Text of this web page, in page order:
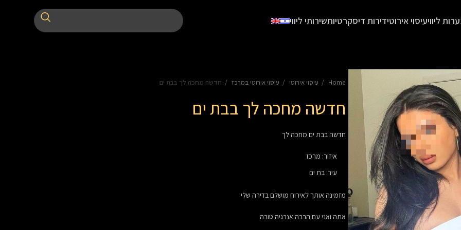
ליוויעיסוי אירוטידירות דיסקרטיותשירותי ליווי
Home עיסוי אירוטי עיסוי אירוטי במרכז חדשה מחכה לך בבת ים
חדשה מחכה לך בבת ים
חדשה בבת ים מחכה לך
איזור: מרכז
עיר: בת ים
מזמינה אותך לאירוח מושלם בדירה שלי
אתה ואני עם הרבה אנרגיה טובה